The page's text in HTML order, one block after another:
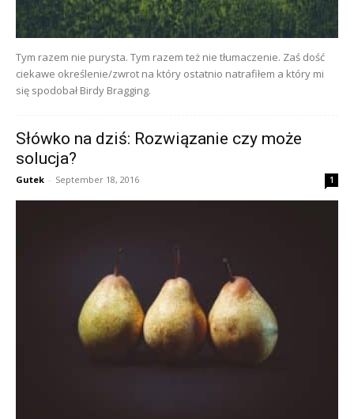
Tym razem nie purysta. Tym razem też nie tłumaczenie. Zaś dość
ciekawe określenie/zwrot na który ostatnio natrafiłem a który mi
się spodobał Birdy Bragging.
Słówko na dziś: Rozwiązanie czy może
solucja?
Gutek - September 18, 2016 1